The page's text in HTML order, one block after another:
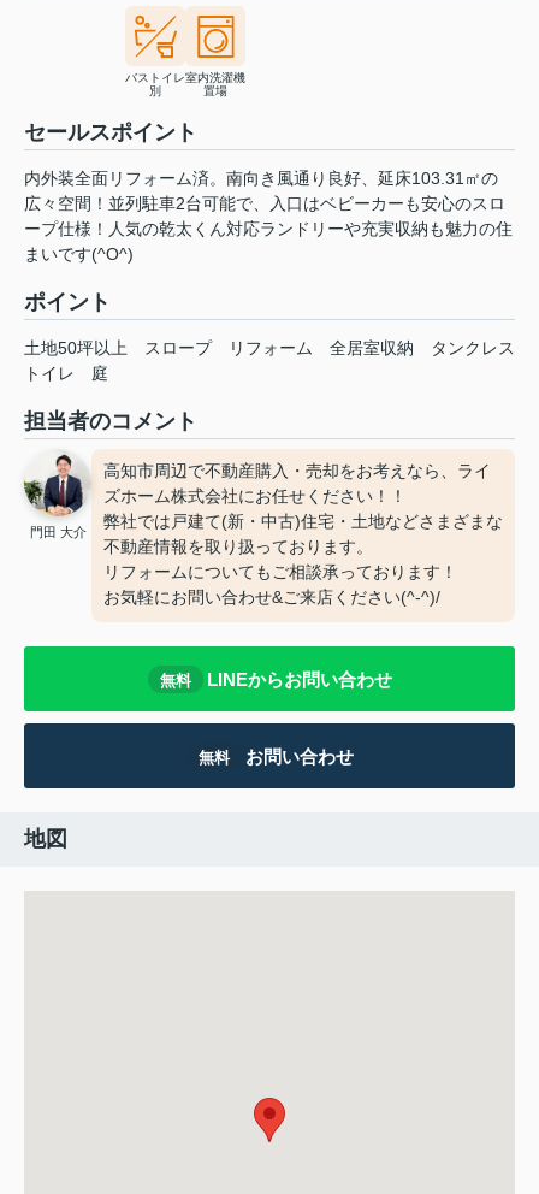
バストイレ
別
室内洗濯機
置場
セールスポイント
内外装全面リフォーム済。南向き風通り良好、延床103.31㎡の
広々空間！並列駐車2台可能で、入口はベビーカーも安心のスロ
ープ仕様！人気の乾太くん対応ランドリーや充実収納も魅力の住
まいです(^O^)
ポイント
土地50坪以上 スロープ リフォーム 全居室収納
タンクレス
トイレ
庭
担当者のコメント
門田 大介
高知市周辺で不動産購入・売却をお考えなら、ライ
ズホーム株式会社にお任せください！！
弊社では戸建て(新・中古)住宅・土地などさまざまな
不動産情報を取り扱っております。
リフォームについてもご相談承っております！
お気軽にお問い合わせ&ご来店ください‍(^-^)/
無料 LINEからお問い合わせ
無料 お問い合わせ
地図